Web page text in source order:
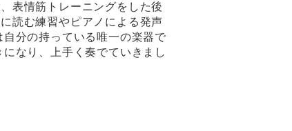
表情筋トレーニングをした後
読む練習やピアノによる発声
分の持っている唯一の楽器で
なり、上手く奏でていきまし